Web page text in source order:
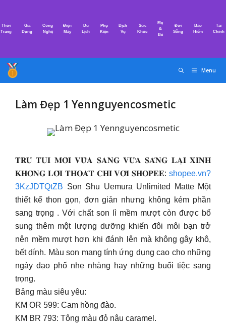
nội
Thời
Trang
Gia
Dụng
Công
Nghệ
Điện
Máy
Du
Lịch
Phụ
Kiện
Dịch
Vụ
Sức
Khỏe
Mẹ
&
Bé
Đời
Sống
Bảo
Hiểm
Tài
Chính
Menu
Làm Đẹp 1 Yennguyencosmetic
𝐓𝐑𝐔̀ 𝐓𝐔𝐈 𝐌𝐎̂𝐈 𝐕𝐔̛̀𝐀 𝐒𝐀𝐍𝐆 𝐕𝐔̛̀𝐀 𝐒𝐀́𝐍𝐆 𝐋𝐀̣𝐈 𝐗𝐈𝐍𝐇
𝐊𝐇𝐎̂𝐍𝐆 𝐋𝐎̂́𝐈 𝐓𝐇𝐎𝐀́𝐓 𝐂𝐇𝐈̉ 𝐕𝐎̛́𝐈 𝐒𝐇𝐎𝐏𝐄𝐄: shopee.vn?
3KzJDTQtZB Son Shu Uemura Unlimited Matte Một
thiết kế thon gọn, đơn giản nhưng không kém phần
sang trọng . Với chất son lì mềm mượt còn được bổ
sung thêm một lượng dưỡng khiến đôi môi bạn trở
nên mềm mượt hơn khi đánh lên mà không gây khô,
bết dính. Màu son mang tính ứng dụng cao cho những
ngày dạo phố nhẹ nhàng hay những buổi tiệc sang
trọng.
Bảng màu siêu yêu:
KM OR 599: Cam hồng đào.
KM BR 793: Tông màu đỏ nâu caramel.